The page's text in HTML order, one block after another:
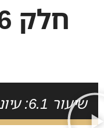
שיעור 6.1: עיוני